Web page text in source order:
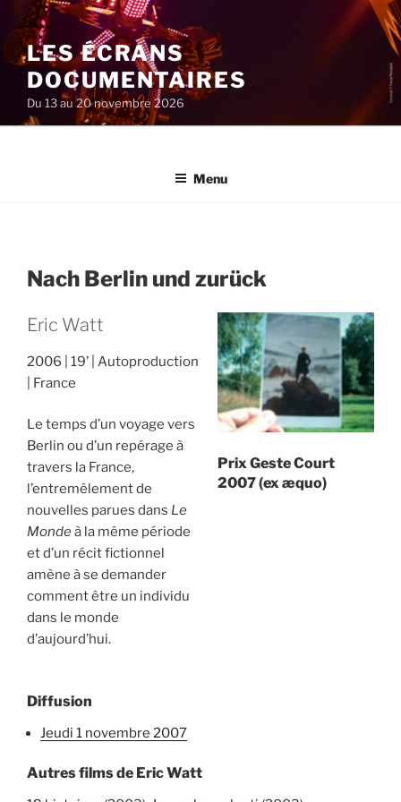
au
contenu
principal
LES ÉCRANS
DOCUMENTAIRES
Du 13 au 20 novembre 2026
Menu
Nach Berlin und zurück
Eric Watt
2006 19’
Autoproduction
France
Le temps d’un voyage vers
Berlin ou d’un repérage à
travers la France,
l’entremêlement de
nouvelles parues dans Le
Mondeà la même période
et d’un récit fictionnel
amène à se demander
comment être un individu
dans le monde
d’aujourd’hui.
Prix Geste Court
2007 (ex æquo)
Diffusion
jeudi 1 novembre 2007
Autres films de Eric Watt